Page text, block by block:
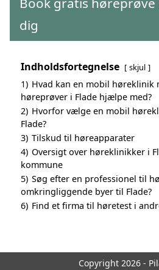
dig
Indholdsfortegnelse skjul
1) Hvad kan en mobil høreklinik
høreprøver i Flade hjælpe med?
2) Hvorfor vælge en mobil
Flade?
3) Tilskud til høreapparater
4) Oversigt over høreklinikker i
kommune
5) Søg efter en professionel til
omkringliggende byer til Flade?
6) Find et firma til høretest i
Copyright 2026 -